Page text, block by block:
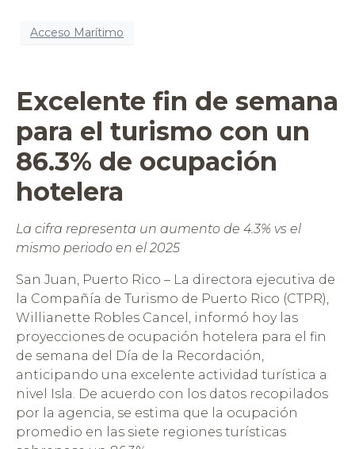
Acceso Marítimo
Excelente fin de semana
para el turismo con un
86.3% de ocupación
hotelera
La cifra representa un aumento de 4.3% vs el
mismo periodo en el 2025
San Juan, Puerto Rico – La directora ejecutiva de
la Compañía de Turismo de Puerto Rico (CTPR),
Willianette Robles Cancel, informó hoy las
proyecciones de ocupación hotelera para el fin
de semana del Día de la Recordación,
anticipando una excelente actividad turística a
nivel Isla. De acuerdo con los datos recopilados
por la agencia, se estima que la ocupación
promedio en las siete regiones turísticas